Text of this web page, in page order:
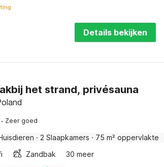
Details bekijken
het strand, privésauna
· Zeer goed
· 2 Slaapkamers · 75 m² oppervlakte
Zandbak
30 meer